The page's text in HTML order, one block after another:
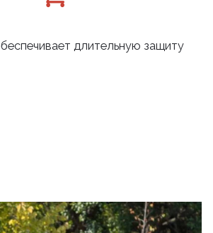
длительную защиту